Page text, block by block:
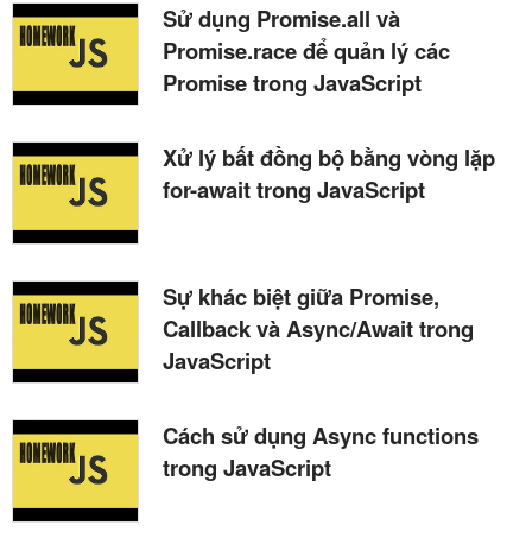
Sử dụng Promise.all và
Promise.race để quản lý các
Promise trong JavaScript
Xử lý bất đồng bộ bằng vòng lặp
for-await trong JavaScript
Sự khác biệt giữa Promise,
Callback và Async/Await trong
JavaScript
Cách sử dụng Async functions
trong JavaScript